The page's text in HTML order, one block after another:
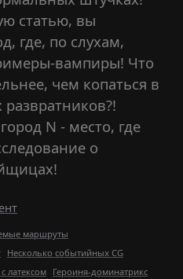
статью, вы
где, по слухам,
вампиры! Что
чем копаться в
N - место, где
о
маршруты
Несколько событийных CG
латексом Героиня-доминатрикс